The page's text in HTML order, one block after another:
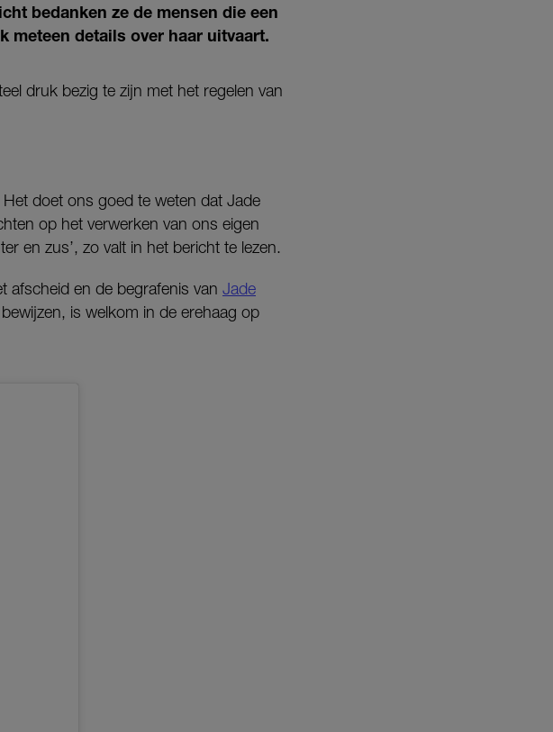
bedanken ze de mensen die een
meteen details over haar uitvaart.
druk bezig te zijn met het regelen van
Het doet ons goed te weten dat Jade
op het verwerken van ons eigen
en zus’, zo valt in het bericht te lezen.
afscheid en de begrafenis van Jade
is welkom in de erehaag op